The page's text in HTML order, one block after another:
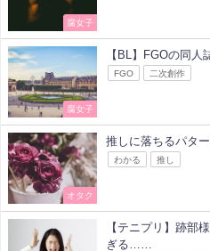
腐女子
腐女子
【BL】FGOの同
FGO 二次創作
オタク
推しに落ちるパタ
わかる 推し
【テニプリ】跡部
ぎる……